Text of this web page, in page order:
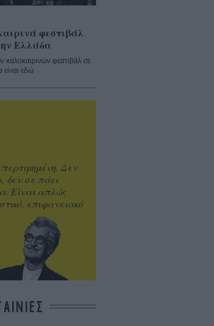
φεστιβάλ
Ελλάδα
καλοκαιρινών φεστιβάλ σε
είναι εδώ
Δεν
δεν σε πάει
Είναι απλώς
επιφανειακό